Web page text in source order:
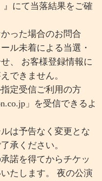
にて当落結果をご確
った場合のお問合
ル未着による当選・
、 お客様登録情報に
できません。
定受信ご利用の方
」を受信できるよ
は予告なく変更とな
承ください。
諾を得てからチケッ
たします。 夜の公演